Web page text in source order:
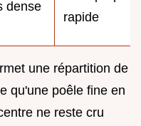
dense
rapide
une répartition de
qu'une poêle fine en
ne reste cru